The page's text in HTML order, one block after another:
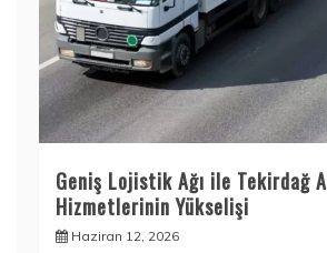
Geniş Lojistik Ağı ile Tekirdağ
Hizmetlerinin Yükselişi
Haziran 12, 2026